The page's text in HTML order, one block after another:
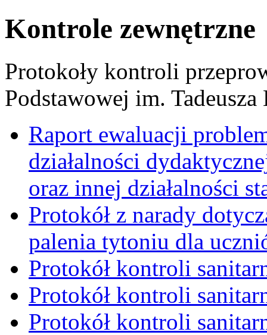
Kontrole zewnętrzne
Protokoły kontroli
Podstawowej im.
Raport ewaluacji
działalności
oraz innej działalności
Protokół z narady
palenia tytoniu dla
Protokół kontroli
Protokół kontroli
Protokół kontroli